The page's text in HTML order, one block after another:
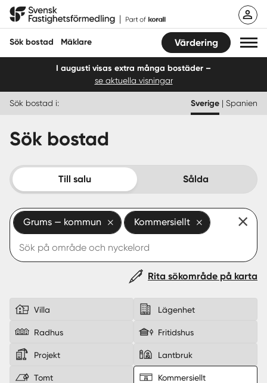
Hoppa
Svensk Fastighetsförmedling
Sök bostad Mäklare Värdering
Sälja
Köpa
Start
Logga in
I augusti visas extra många bostäder –
se aktuella visningar
Sök bostad i: Sverige | Spanien
Sök bostad
Till salu Sålda
Grums — kommun Kommersiellt
Rita sökområde på karta
Villa Lägenhet
Radhus Fritidshus
Projekt Lantbruk
Tomt Kommersiellt